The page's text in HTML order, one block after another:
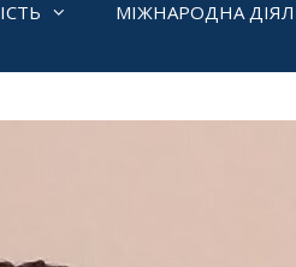
МІЖНАРОДНА